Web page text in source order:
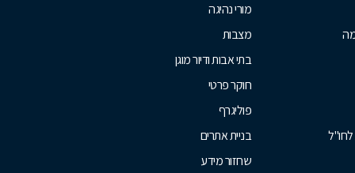
לחו"ל
מורי נהיגה
מצבות
בתי אבות ודיור מוגן
חוקר פרטי
פוליגרף
בניית אתרים
שחזור מידע